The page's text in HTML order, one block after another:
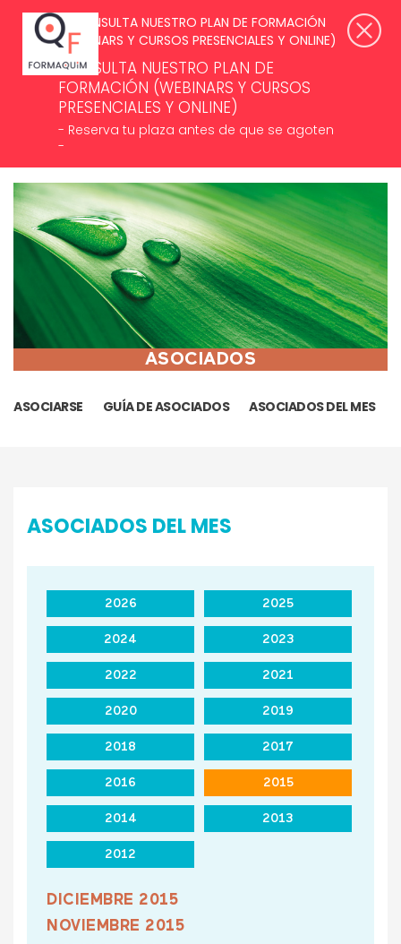
CONSULTA NUESTRO PLAN DE
FORMACIÓN (WEBINARS Y CURSOS
PRESENCIALES Y ONLINE)
- Reserva tu plaza antes de que se agoten
-
SUSCRÍBETE A NUESTROS NEWSLETTERS >
ACCESO ASOCIADOS
ASOCIADOS
ASOCIARSE GUÍA DE ASOCIADOS ASOCIADOS DEL MES
ASOCIADOS DEL MES
2026 2025
2024 2023
2022 2021
2020 2019
2018 2017
2016 2015
2014 2013
2012
DICIEMBRE 2015
NOVIEMBRE 2015